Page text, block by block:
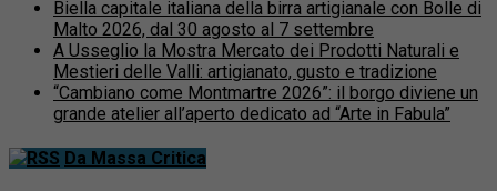
Biella capitale italiana della birra artigianale con Bolle di
Malto 2026, dal 30 agosto al 7 settembre
A Usseglio la Mostra Mercato dei Prodotti Naturali e
Mestieri delle Valli: artigianato, gusto e tradizione
“Cambiano come Montmartre 2026”: il borgo diviene un
grande atelier all’aperto dedicato ad “Arte in Fabula”
Da Massa Critica